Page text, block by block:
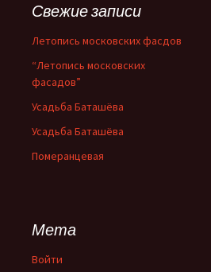
:Свежие записи
Летопись московских фасдов
“Летопись московских
фасадов”
Усадьба Баташёва
Усадьба Баташёва
Померанцевая
Мета
Войти